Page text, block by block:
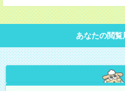
あなたの閲覧